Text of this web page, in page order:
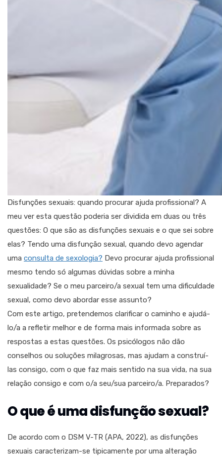
Disfunções sexuais: quando procurar ajuda profissional? A
meu ver esta questão poderia ser dividida em duas ou três
questões: O que são as disfunções sexuais e o que sei sobre
elas? Tendo uma disfunção sexual, quando devo agendar
uma consulta de sexologia? Devo procurar ajuda profissional
mesmo tendo só algumas dúvidas sobre a minha
sexualidade? Se o meu parceiro/a sexual tem uma dificuldade
sexual, como devo abordar esse assunto?
Com este artigo, pretendemos clarificar o caminho e ajudá-
lo/a a refletir melhor e de forma mais informada sobre as
respostas a estas questões. Os psicólogos não dão
conselhos ou soluções milagrosas, mas ajudam a construí-
las consigo, com o que faz mais sentido na sua vida, na sua
relação consigo e com o/a seu/sua parceiro/a. Preparados?
O que é uma disfunção sexual?
De acordo com o DSM V-TR (APA, 2022), as disfunções
sexuais caracterizam-se tipicamente por uma alteração